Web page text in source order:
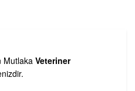
Mutlaka Veteriner